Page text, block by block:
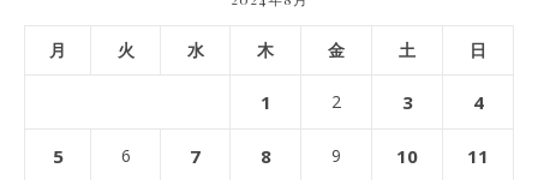
月 火 水 木 金 土 日
1 2 3 4
5 6 7 8 9 10 11